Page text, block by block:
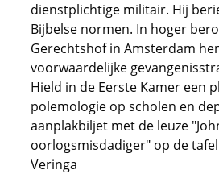
dienstplichtige militair. Hij
Bijbelse normen. In hoger
Gerechtshof in Amsterdam
voorwaardelijke
Hield in de Eerste Kamer een
polemologie op scholen en
aanplakbiljet met de leuze
oorlogsmisdadiger" op de
Veringa